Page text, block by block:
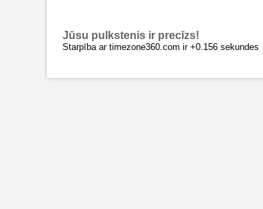
Jūsu pulkstenis ir precīzs!
Starpība ar timezone360.com ir +0.156 sekundes